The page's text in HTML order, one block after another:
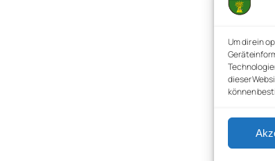
Um dir ein
dieser
können